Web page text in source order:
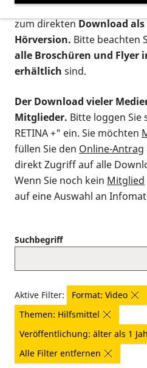
postalischen Bestellung
zum direktenDownload als
Hörversion. Bitte beachten
alle Broschüren und Flyer
erhältlich sind.
Der Download vieler
Mitglieder. Bitte loggen Sie
RETINA +" ein. Sie möchten
füllen Sie den Online-Antrag
direkt Zugriff auf alle
Wenn Sie noch kein Mitglied
auf eine Auswahl an
Suchbegriff
Aktive Filter: Format: Video
Themen: Hilfsmittel
Veröffentlichung: älter als 1
Alle Filter entfernen